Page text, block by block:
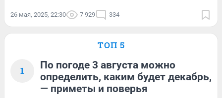
26 мая, 2025, 22:30 7 929 334
ТОП 5
1
По погоде 3 августа можно
определить, каким будет декабрь,
— приметы и поверья